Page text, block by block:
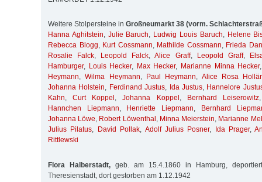
Weitere Stolpersteine in Großneumarkt 38 (vorm.
Hanna Aghitstein, Julie Baruch, Ludwig Louis Baruch, Helene
Rebecca Blogg, Kurt Cossmann, Mathilde Cossmann, Frieda
Rosalie Falck, Leopold Falck,Alice Graff, Leopold Graff,
Hamburger, Louis Hecker, Max Hecker, Marianne Minna Hecker
Heymann,Wilma Heymann, Paul Heymann, Alice Rosa
Johanna Holstein, Ferdinand Justus, Ida Justus, Hannelore
Kahn,Curt Koppel ,Johanna Koppel , Bernhard Leiserowitz
Hannchen Liepmann, Henriette Liepmann,
Bernhard
Johanna Löwe, Robert Löwenthal , Minna Meierstein, Marianne
Julius Pilatus, David Pollak, Adolf Julius Posner, Ida Prager,
Rittlewski
Flora Halberstadt, geb. am 15.4.1860 in Hamburg,
Theresienstadt, dort gestorben am 1.12.1942